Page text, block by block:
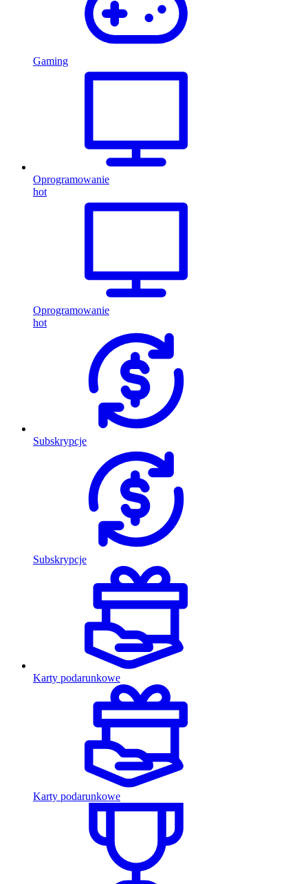
Gaming
Oprogramowanie
hot
Oprogramowanie
hot
Subskrypcje
Subskrypcje
Karty podarunkowe
Karty podarunkowe